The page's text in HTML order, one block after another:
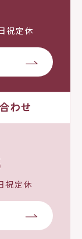
祝定休
わせ
祝定休